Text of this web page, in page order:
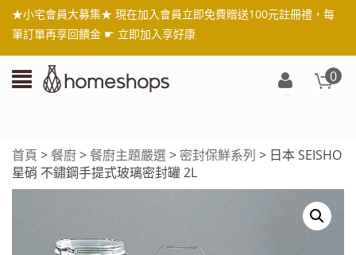
★小宅會員大募集★ 現在加入會員立即免費贈送100元註冊禮，每
筆訂單再享回饋金 ☛ 立即加入享好康
0
冊
首頁 > 餐廚> 餐廚主題嚴選> 密封保鮮系列 > 日本 SEISHO
星硝 不鏽鋼手提式玻璃密封罐 2L